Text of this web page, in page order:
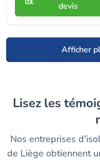
devis
Afficher
Lisez les témoignages de personnes
Nos entreprises
de Liège obtiennent